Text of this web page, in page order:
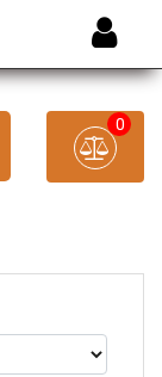
0
gli altri